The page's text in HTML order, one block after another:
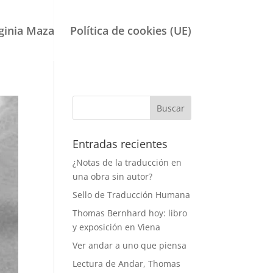
Maza Política de cookies (UE)
Entradas recientes
¿Notas de la traducción en
una obra sin autor?
Sello de Traducción Humana
Thomas Bernhard hoy: libro
y exposición en Viena
Ver andar a uno que piensa
Lectura de Andar, Thomas